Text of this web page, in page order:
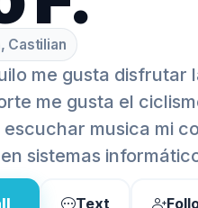
Castilian
me gusta disfrutar
me gusta el
musica mi
sistemas
Text